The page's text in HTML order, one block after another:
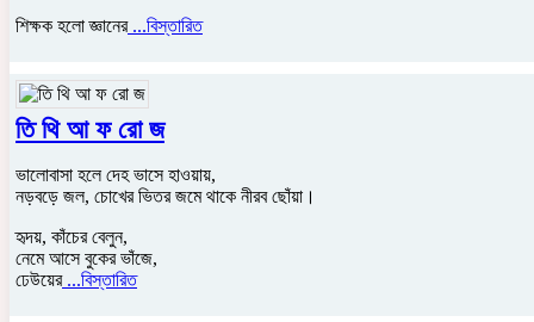
শিক্ষক হলো জ্ঞানের...বিস্তারিত
তি থি আ ফ রো জ
ভালোবাসা হলে দেহ ভাসে হাওয়ায়,
নড়বড়ে জল, চোখের ভিতর জমে থাকে নীরব ছোঁয়া।
হৃদয়, কাঁচের বেলুন,
নেমে আসে বুকের ভাঁজে,
ঢেউয়ের...বিস্তারিত